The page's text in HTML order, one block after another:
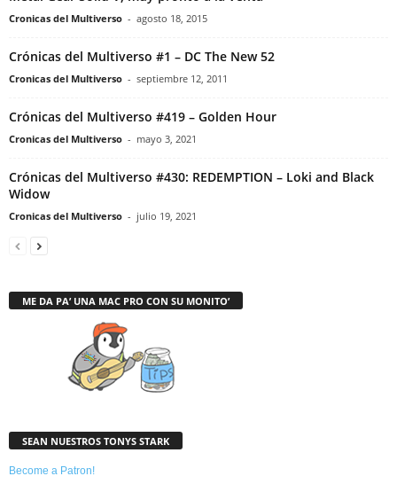
Cronicas del Multiverso - agosto 18, 2015
Crónicas del Multiverso #1 – DC The New 52
Cronicas del Multiverso - septiembre 12, 2011
Crónicas del Multiverso #419 – Golden Hour
Cronicas del Multiverso - mayo 3, 2021
Crónicas del Multiverso #430: REDEMPTION – Loki and Black
Widow
Cronicas del Multiverso - julio 19, 2021
ME DA PA’ UNA MAC PRO CON SU MONITO’
SEAN NUESTROS TONYS STARK
Become a Patron!